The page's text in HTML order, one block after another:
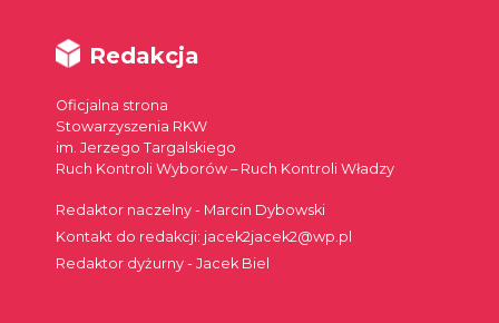
Redakcja
Oficjalna strona
Stowarzyszenia RKW
im. Jerzego Targalskiego
Ruch Kontroli Wyborów – Ruch Kontroli Władzy
Redaktor naczelny - Marcin Dybowski
Kontakt do redakcji: jacek2jacek2@wp.pl
Redaktor dyżurny - Jacek Biel